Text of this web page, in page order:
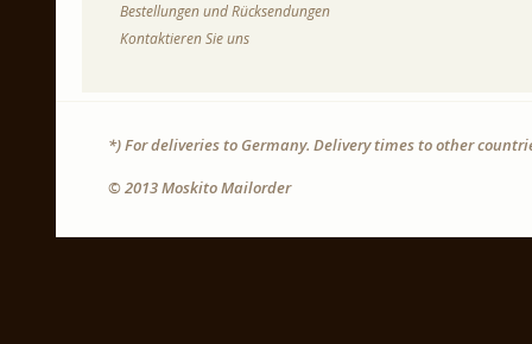
Bestellungen und Rücksendungen
Kontaktieren Sie uns
*) For deliveries to Germany. Delivery times to other
© 2013 Moskito Mailorder